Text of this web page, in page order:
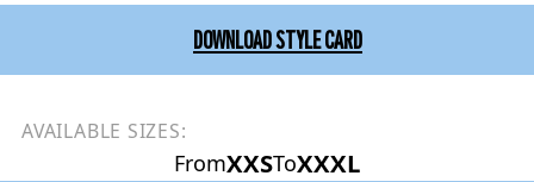
DOWNLOAD STYLE CARD
AVAILABLE SIZES:
FromXXSToXXXL